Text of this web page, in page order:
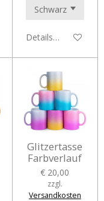
Details anzeigen
Glitzertasse
Farbverlauf
€ 20,00
zzgl.
Versandkosten